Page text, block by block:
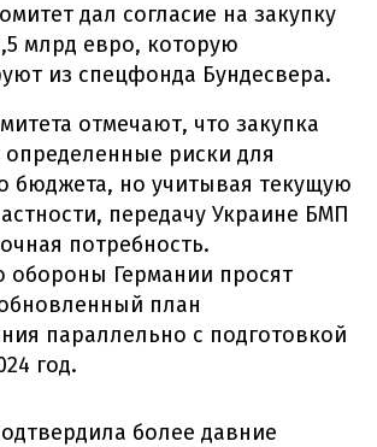
дал согласие на закупку
млрд евро, которую
из спецфонда Бундесвера.
отмечают, что закупка
определенные риски для
бюджета, но учитывая текущую
передачу Украине БМП
потребность.
обороны Германии просят
план
параллельно с подготовкой
год.
более давние